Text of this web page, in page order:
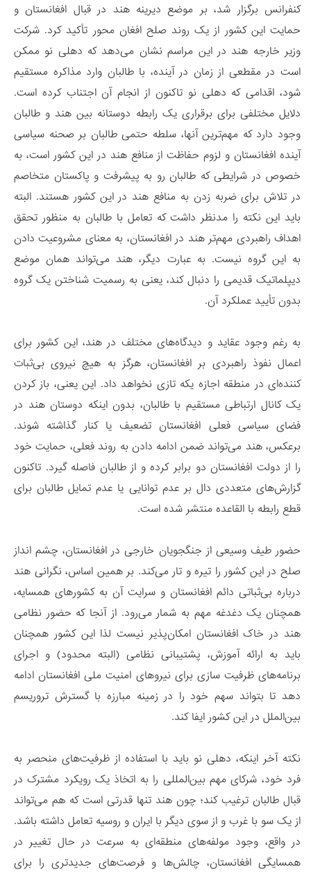
کنفرانس برگزار شد، بر موضع دیرینه هند در قبال افغانستان و
حمایت این کشور از یک روند صلح افغان محور تأکید کرد. شرکت
وزیر خارجه هند در این مراسم نشان می‌دهد که دهلی نو ممکن
است در مقطعی از زمان در آینده، با طالبان وارد مذاکره مستقیم
شود، اقدامی که دهلی نو تاکنون از انجام آن اجتناب کرده است.
دلایل مختلفی برای برقراری یک رابطه دوستانه بین هند و طالبان
وجود دارد که مهم‌ترین آنها، سلطه حتمی طالبان بر صحنه سیاسی
آینده افغانستان و لزوم حفاظت از منافع هند در این کشور است، به
خصوص در شرایطی که طالبان رو به پیشرفت و پاکستان متخاصم
در تلاش برای ضربه زدن به منافع هند در این کشور هستند. البته
باید این نکته را مدنظر داشت که تعامل با طالبان به منظور تحقق
اهداف راهبردی مهم‌تر هند در افغانستان، به معنای مشروعیت دادن
به این گروه نیست. به عبارت دیگر، هند می‌تواند همان موضع
دیپلماتیک قدیمی را دنبال کند، یعنی به رسمیت شناختن یک گروه
بدون تأیید عملکرد آن.
به رغم وجود عقاید و دیدگاه‌های مختلف در هند، این کشور برای
اعمال نفوذ راهبردی بر افغانستان، هرگز به هیچ نیروی بی‌ثبات
کننده‌ای در منطقه اجازه یکه تازی نخواهد داد. این یعنی، باز کردن
یک کانال ارتباطی مستقیم با طالبان، بدون اینکه دوستان هند در
فضای سیاسی فعلی افغانستان تضعیف یا کنار گذاشته شوند.
برعکس، هند می‌تواند ضمن ادامه دادن به روند فعلی، حمایت خود
را از دولت افغانستان دو برابر کرده و از طالبان فاصله گیرد. تاکنون
گزارش‌های متعددی دال بر عدم توانایی یا عدم تمایل طالبان برای
قطع رابطه با القاعده منتشر شده است.
حضور طیف وسیعی از جنگجویان خارجی در افغانستان، چشم انداز
صلح در این کشور را تیره و تار می‌کند. بر همین اساس، نگرانی هند
درباره بی‌ثباتی دائم افغانستان و سرایت آن به کشورهای همسایه،
همچنان یک دغدغه مهم به شمار می‌رود. از آنجا که حضور نظامی
هند در خاک افغانستان امکان‌پذیر نیست لذا این کشور همچنان
باید به ارائه آموزش، پشتیبانی نظامی (البته محدود) و اجرای
برنامه‌های ظرفیت سازی برای نیروهای امنیت ملی افغانستان ادامه
دهد تا بتواند سهم خود را در زمینه مبارزه با گسترش تروریسم
بین‌الملل در این کشور ایفا کند.
نکته آخر اینکه، دهلی نو باید با استفاده از ظرفیت‌های منحصر به
فرد خود، شرکای مهم بین‌المللی را به اتخاذ یک رویکرد مشترک در
قبال طالبان ترغیب کند؛ چون هند تنها قدرتی است که هم می‌تواند
از یک سو با غرب و از سوی دیگر با ایران و روسیه تعامل داشته باشد.
در واقع، وجود مولفه‌های منطقه‌ای به سرعت در حال تغییر در
همسایگی افغانستان، چالش‌ها و فرصت‌های جدیدتری را برای